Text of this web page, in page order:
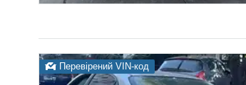
Перевірений VIN-код